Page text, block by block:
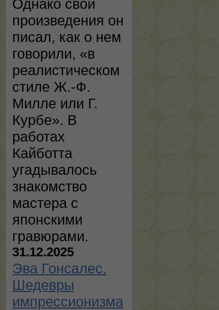
Однако свои
произведения он
писал, как о нем
говорили, «в
реалистическом
стиле Ж.-Ф.
Милле или Г.
Курбе». В
работах
Кайботта
угадывалось
знакомство
мастера с
японскими
гравюрами.
31.12.2025
Эва Гонсалес.
Шедевры
импрессионизма